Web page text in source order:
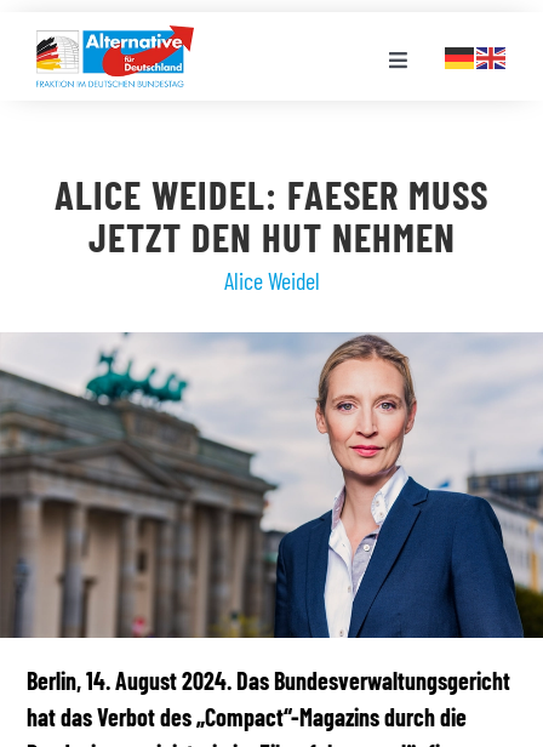
Inhalt
springen
Toggle
LANDESGRUPPEN
PRESSE
STELLENPORTAL
MEDIATHEK
ALICE WEIDEL: FAESER MUSS
JETZT DEN HUT NEHMEN
Alice Weidel
Berlin, 14. August 2024. Das Bundesverwaltungsgericht
hat das Verbot des „Compact“-Magazins durch die